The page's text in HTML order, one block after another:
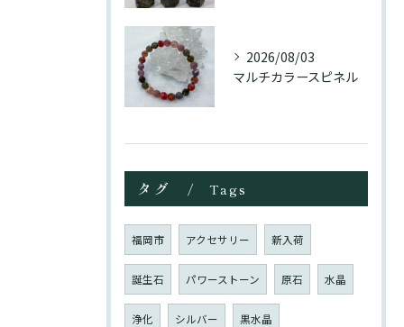
2026/08/03
マルチカラースピネル
タグ Tags
福岡市 アクセサリー 新入荷
誕生石 パワーストーン 原石 水晶
浄化 シルバー 黒水晶